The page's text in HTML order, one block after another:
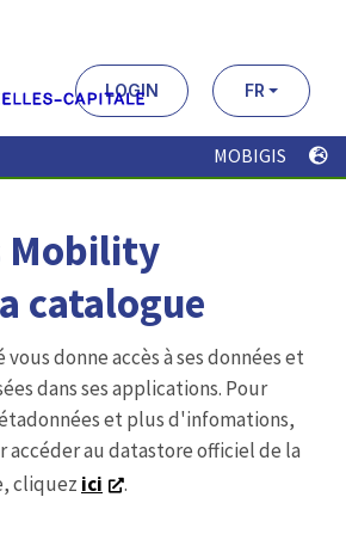
LOGIN FR
MOBIGIS
Mobility
catalogue
donne accès à ses données et
dans ses applications. Pour
et plus d'infomations,
accéder au datastore officiel de la
cliquez ici .